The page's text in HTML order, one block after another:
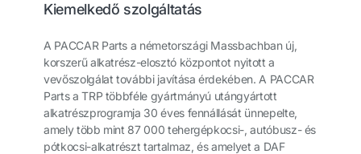
Kiemelkedő szolgáltatás
A PACCAR Parts a németországi Massbachban új,
korszerű alkatrész-elosztó központot nyitott a
vevőszolgálat további javítása érdekében. A PACCAR
Parts a TRP többféle gyártmányú utángyártott
alkatrészprogramja 30 éves fennállását ünnepelte,
amely több mint 87 000 tehergépkocsi-, autóbusz- és
pótkocsi-alkatrészt tartalmaz, és amelyet a DAF